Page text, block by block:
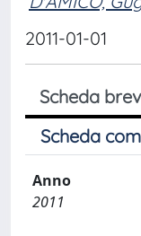
2011-01-01
Scheda
Scheda
Anno
2011